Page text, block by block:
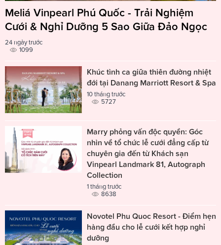
Meliá Vinpearl Phú Quốc - Trải Nghiệm
Cưới & Nghỉ Dưỡng 5 Sao Giữa Đảo Ngọc
24 ngày trước
1099
Khúc tình ca giữa thiên đường nhiệt
đới tại Danang Marriott Resort & Spa
10 tháng trước
5727
Marry phỏng vấn độc quyền: Góc
nhìn về tổ chức lễ cưới đẳng cấp từ
chuyên gia đến từ Khách sạn
Vinpearl Landmark 81, Autograph
Collection
1 tháng trước
8638
Novotel Phu Quoc Resort - Điểm hẹn
hàng đầu cho lễ cưới kết hợp nghỉ
dưỡng